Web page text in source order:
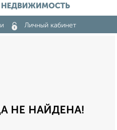
НЕДВИЖИМОСТЬ
Личный кабинет
НЕ НАЙДЕНА!